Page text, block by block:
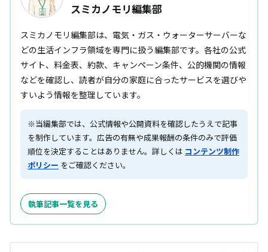
スミカノモリ編集部
スミカノモリ編集部は、電気・ガス・ウォーターサーバーな
どの生活インフラ領域を専門に扱う編集部です。各社の公式
サイト、料金表、約款、キャンペーン条件、公的機関の情報
などを確認し、読者が自分の家庭に合ったサービスを選びや
すいよう情報を整理しています。
※当編集部では、公式情報や公開資料を確認したうえで記事
を制作しています。広告の有無や成果報酬の条件のみで評価
順位を決定することはありません。詳しくは コンテンツ制作
ポリシー をご確認ください。
執筆記事一覧を見る